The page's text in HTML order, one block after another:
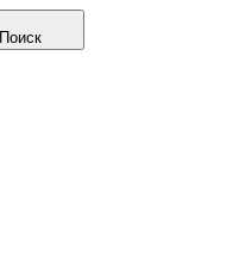
Поиск